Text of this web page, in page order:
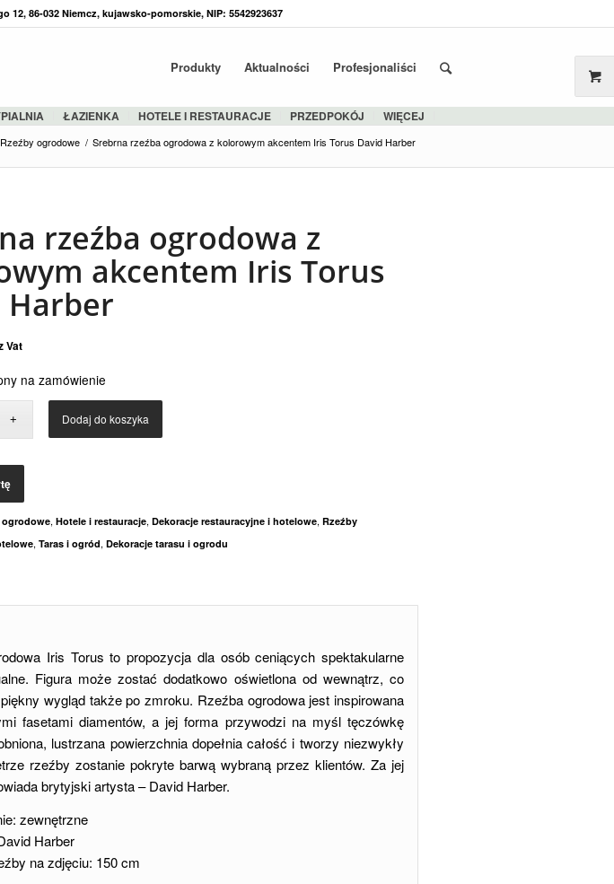
12, 86-032 Niemcz, kujawsko-pomorskie, NIP: 5542923637
Produkty Aktualności Profesjonaliści
ŁAZIENKA HOTELE I RESTAURACJE PRZEDPOKÓJ WIĘCEJ
Rzeźby ogrodowe / Srebrna rzeźba ogrodowa z kolorowym akcentem Iris Torus David Harber
rzeźba ogrodowa z
akcentem Iris Torus
Harber
Vat
na zamówienie
Dodaj do koszyka
ogrodowe, Hotele i restauracje, Dekoracje restauracyjne i hotelowe, Rzeźby
, Taras i ogród, Dekoracje tarasu i ogrodu
Iris Torus to propozycja dla osób ceniących spektakularne
Figura może zostać dodatkowo oświetlona od wewnątrz, co
wygląd także po zmroku. Rzeźba ogrodowa jest inspirowana
fasetami diamentów, a jej forma przywodzi na myśl tęczówkę
lustrzana powierzchnia dopełnia całość i tworzy niezwykły
rzeźby zostanie pokryte barwą wybraną przez klientów. Za jej
brytyjski artysta – David Harber.
zewnętrzne
Harber
na zdjęciu: 150 cm